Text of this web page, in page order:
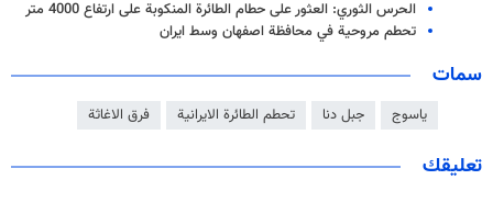
الحرس الثوري: العثور على حطام الطائرة المنكوبة على ارتفاع 4000 متر
تحطم مروحية في محافظة اصفهان وسط ايران
سمات
ياسوج جبل دنا تحطم الطائرة الايرانية فرق الاغاثة
تعليقك